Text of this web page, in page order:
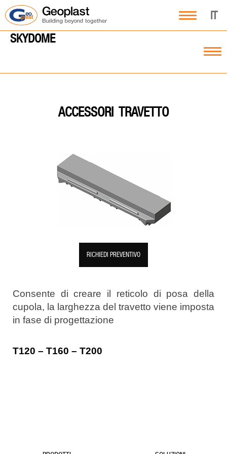
IT
SKYDOME
ACCESSORI TRAVETTO
RICHIEDI PREVENTIVO
Consente di creare il reticolo di posa della
cupola, la larghezza del travetto viene imposta
in fase di progettazione
T120 – T160 – T200